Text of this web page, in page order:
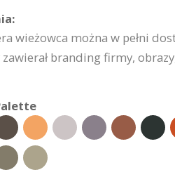
wieżowca można w pełni
branding firmy,